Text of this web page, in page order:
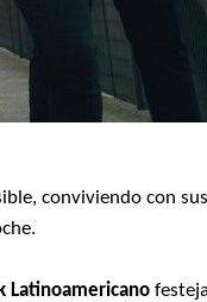
conviviendo con
Latinoamericano